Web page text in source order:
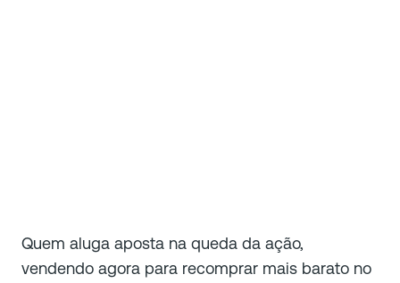
Quem aluga aposta na queda da ação,
vendendo agora para recomprar mais barato no